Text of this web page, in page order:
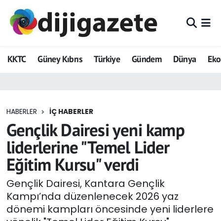
KKTC Güney Kıbrıs Türkiye Gündem Dünya
HABERLER İÇ HABERLER
Gençlik Dairesi yeni kamp
liderlerine "Temel Lider
Eğitim Kursu" verdi
Gençlik Dairesi, Kantara Gençlik
Kampı’nda düzenlenecek 2026 yaz
dönemi kampları öncesinde yeni liderlere
ADVERTORIAL
Dijigazete
Eğitim
Ekonomi
Foto Galeri
GEZİ
Güncel
Hava Durumu
Trafik Durumu
Tüm Manşetler
Son Dakika Haberleri
Haber Arşivi